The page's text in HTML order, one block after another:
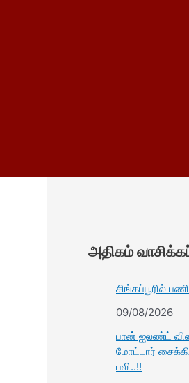
அதிகம்
சிங்கப்பூரில்
09/08/2026
பான் ஐலண்ட்
மோட்டார்
பலி..!!